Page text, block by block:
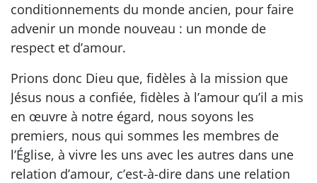
conditionnements du monde ancien, pour faire
advenir un monde nouveau : un monde de
respect et d’amour.
Prions donc Dieu que, fidèles à la mission que
Jésus nous a confiée, fidèles à l’amour qu’il a mis
en œuvre à notre égard, nous soyons les
premiers, nous qui sommes les membres de
l’Église, à vivre les uns avec les autres dans une
relation d’amour, c’est-à-dire dans une relation